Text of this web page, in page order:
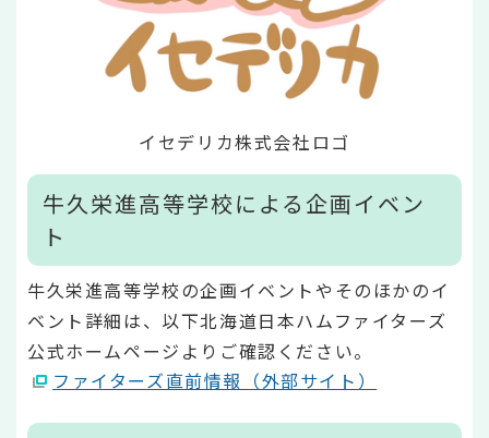
イセデリカ株式会社ロゴ
牛久栄進高等学校による企画イベン
ト
牛久栄進高等学校の企画イベントやそのほかのイ
ベント詳細は、以下北海道日本ハムファイターズ
公式ホームページよりご確認ください。
ファイターズ直前情報（外部サイト）